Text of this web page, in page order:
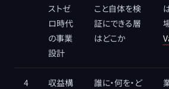
ストゼ
ロ時代
の事業
設計
こと自体を検
証にできる層
はどこか
4
収益構
誰に・何を・ど